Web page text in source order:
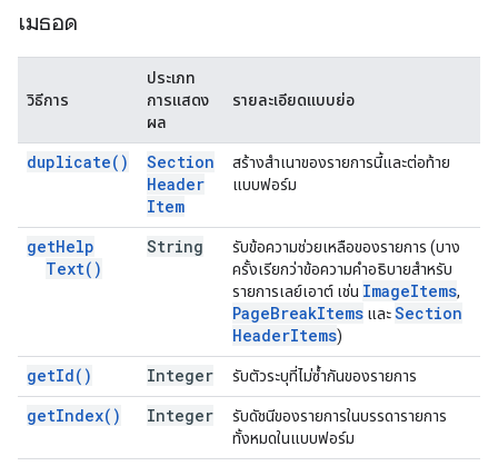
เมธอด
วิธีการ
ประเภท
การแสดง
ผล
รายละเอียดแบบย่อ
duplicate( )
Section
Header
Item
สร้างสำเนาของรายการนี้และต่อท้าย
แบบฟอร์ม
getHelp
Text( )
String
รับข้อความช่วยเหลือของรายการ (บาง
ครั้งเรียกว่าข้อความคำอธิบายสำหรับ
รายการเลย์เอาต์ เช่น ImageItems,
PageBreakItems และSection
HeaderItems)
getId( ) Integer รับตัวระบุที่ไม่ซ้ำกันของรายการ
getIndex( ) Integer
รับดัชนีของรายการในบรรดารายการ
ทั้งหมดในแบบฟอร์ม